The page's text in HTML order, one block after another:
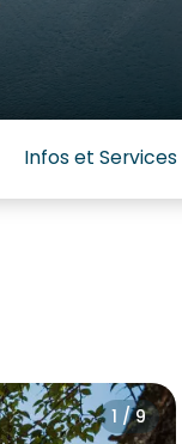
Infos et Services
1 / 9